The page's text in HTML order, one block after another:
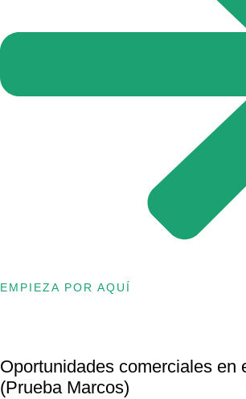
EMPIEZA POR AQUÍ
Oportunidades comerciales en
(Prueba Marcos)